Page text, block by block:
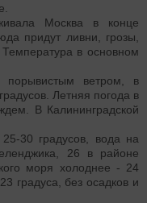
Москва в конце
придут ливни, грозы,
в основном
ветром, в
Летняя погода в
В Калининградской
30 градусов, вода на
26 в районе
моря холоднее - 24
градуса, без осадков и